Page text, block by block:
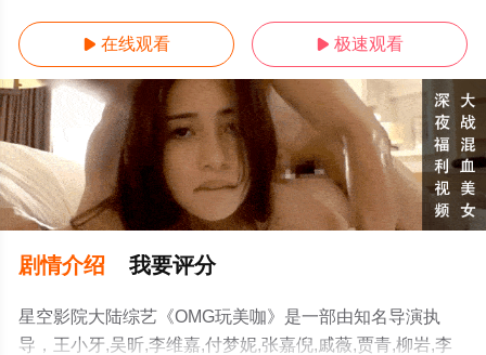
 在线观看  极速观看
剧情介绍 我要评分
星空影院大陆综艺《OMG玩美咖》是一部由知名导演执
导，王小牙,吴昕,李维嘉,付梦妮,张嘉倪,戚薇,贾青,柳岩,李